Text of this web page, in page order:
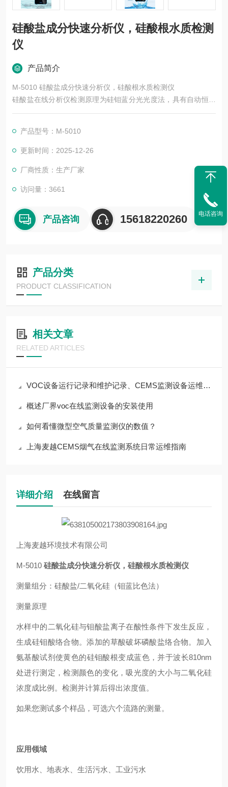
硅酸盐成分快速分析仪，硅酸根水质检测
仪
产品简介
M-5010 硅酸盐成分快速分析仪，硅酸根水质检测仪
硅酸盐在线分析仪检测原理为硅钼蓝分光光度法，具有自动恒温
控制功能，超大数据储存，全自动分析，自动校正、自动清洗，
产品型号：M-5010
更新时间：2025-12-26
厂商性质：生产厂家
访问量：3661
产品咨询 15618220260
产品分类
PRODUCT CLASSIFICATION
相关文章
RELATED ARTICLES
VOC设备运行记录和维护记录、CEMS监测设备运维服务 上海麦越
概述厂界voc在线监测设备的安装使用
如何看懂微型空气质量监测仪的数值？
上海麦越CEMS烟气在线监测系统日常运维指南
详细介绍 在线留言
上海麦越环境技术有限公司
M-5010 硅酸盐成分快速分析仪，硅酸根水质检测仪
测量组分：硅酸盐/二氧化硅（钼蓝比色法）
测量原理
水样中的二氧化硅与钼酸盐离子在酸性条件下发生反应，
生成硅钼酸络合物。添加的草酸破坏磷酸盐络合物。加入
氨基酸试剂使黄色的硅钼酸根变成蓝色，并于波长810nm
处进行测定，检测颜色的变化，吸光度的大小与二氧化硅
浓度成比例。检测并计算后得出浓度值。
如果您测试多个样品，可选六个流路的测量。
应用领域
饮用水、地表水、生活污水、工业污水
电话咨询